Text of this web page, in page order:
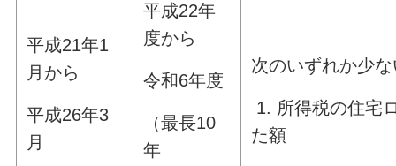
平成21年1
月から
平成26年3
月
平成22年
度から
令和6年度
（最長10
年
次のいずれか少
1. 所得税の住宅
た額